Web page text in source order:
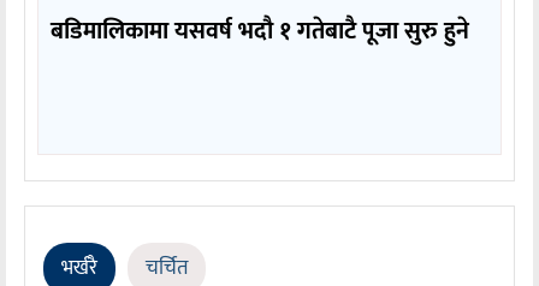
बडिमालिकामा यसवर्ष भदौ १ गतेबाटै पूजा सुरु हुने
भर्खरै चर्चित